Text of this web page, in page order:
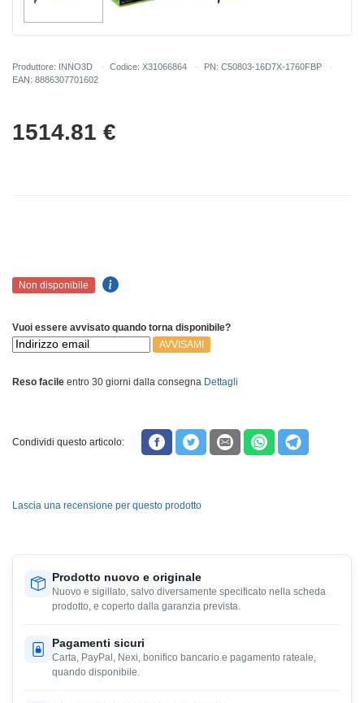
Produttore: INNO3D Codice: X31066864
PN: C50803-16D7X-1760FBP
EAN: 8886307701602
1514.81 €
Non disponibile
Vuoi essere avvisato quando torna disponibile?
AVVISAMI
Reso facile entro 30 giorni dalla consegna Dettagli
Condividi questo articolo:
Lascia una recensione per questo prodotto
Prodotto nuovo e originale
Nuovo e sigillato, salvo diversamente specificato nella scheda
prodotto, e coperto dalla garanzia prevista.
Pagamenti sicuri
Carta, PayPal, Nexi, bonifico bancario e pagamento rateale,
quando disponibile.